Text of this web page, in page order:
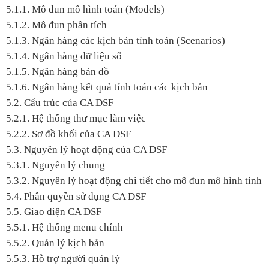
5.1.1. Mô đun mô hình toán (Models)
5.1.2. Mô đun phân tích
5.1.3. Ngân hàng các kịch bản tính toán (Scenarios)
5.1.4. Ngân hàng dữ liệu số
5.1.5. Ngân hàng bản đồ
5.1.6. Ngân hàng kết quả tính toán các kịch bản
5.2. Cấu trúc của CA DSF
5.2.1. Hệ thống thư mục làm việc
5.2.2. Sơ đồ khối của CA DSF
5.3. Nguyên lý hoạt động của CA DSF
5.3.1. Nguyên lý chung
5.3.2. Nguyên lý hoạt động chi tiết cho mô đun mô hình tính
5.4. Phân quyền sử dụng CA DSF
5.5. Giao diện CA DSF
5.5.1. Hệ thống menu chính
5.5.2. Quản lý kịch bản
5.5.3. Hỗ trợ người quản lý